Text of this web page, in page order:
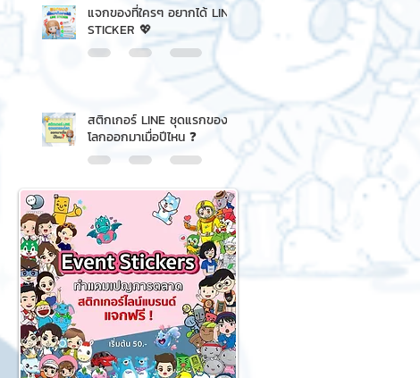
แจกของที่ใครๆ อยากได้ LINE
STICKER 💖
สติกเกอร์ LINE ชุดแรกของ
โลกออกมาเมื่อปีไหน ❓